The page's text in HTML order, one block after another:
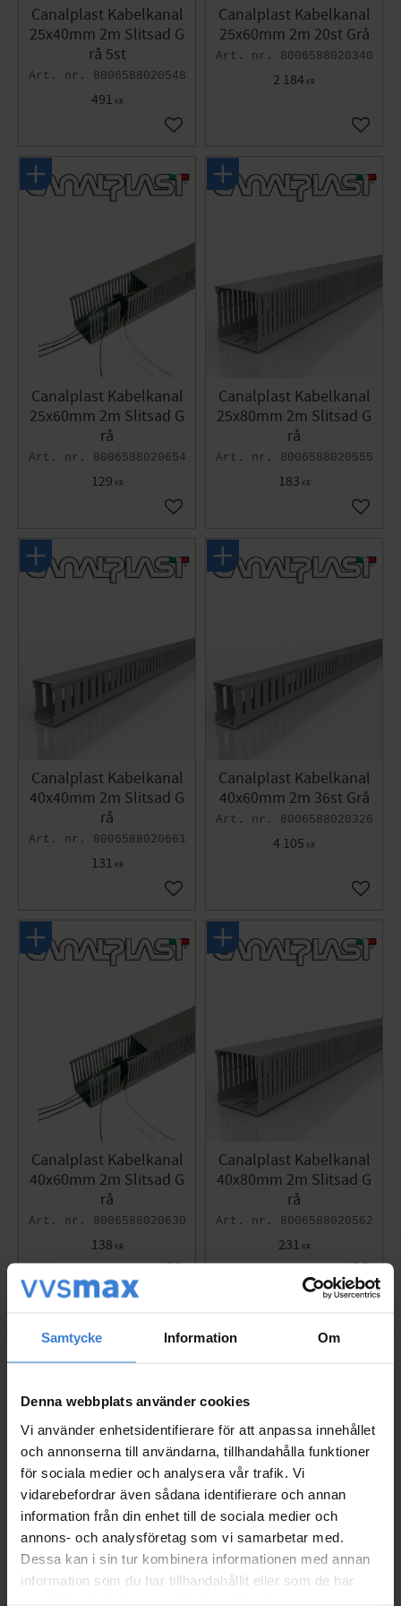
Samtycke Information Om
Denna webbplats använder cookies
Vi använder enhetsidentifierare för att anpassa innehållet
och annonserna till användarna, tillhandahålla funktioner
för sociala medier och analysera vår trafik. Vi
vidarebefordrar även sådana identifierare och annan
information från din enhet till de sociala medier och
annons- och analysföretag som vi samarbetar med.
Dessa kan i sin tur kombinera informationen med annan
information som du har tillhandahållit eller som de har
Canalplast Kabelkanal
25x40mm 2m Slitsad G
rå 5st
8006588020548
491 KR
Lägg till i favoriter
Canalplast Kabelkanal
25x60mm 2m 20st Grå
8006588020340
2 184 KR
Lägg
Canalplast Kabelkanal
25x60mm 2m Slitsad G
rå
8006588020654
129 KR
Lägg till i favoriter
Canalplast Kabelkanal
25x80mm 2m Slitsad G
rå
8006588020555
183 KR
Lägg
Canalplast Kabelkanal
40x40mm 2m Slitsad G
rå
8006588020661
131 KR
Lägg till i favoriter
Canalplast Kabelkanal
40x60mm 2m 36st Grå
8006588020326
4 105 KR
Lägg
Canalplast Kabelkanal
40x60mm 2m Slitsad G
rå
8006588020630
138 KR
Canalplast Kabelkanal
40x80mm 2m Slitsad G
rå
8006588020562
231 KR
Lägg
Canalplast Kabelkanal
60x40mm 2m Slitsad G
rå
Canalplast Kabelkanal
60x60mm 2m Slitsad G
rå